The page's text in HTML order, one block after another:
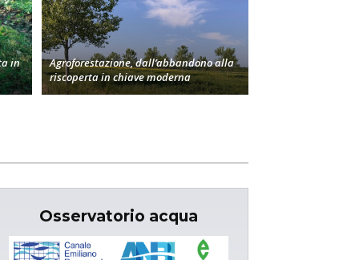
in
Agroforestazione, dall’abbandono alla
riscoperta in chiave moderna
Osservatorio acqua